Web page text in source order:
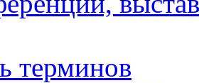
терминов